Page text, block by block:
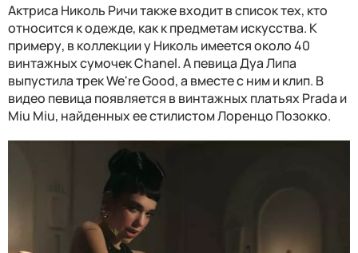
Актриса Николь Ричи также входит в список тех, кто
относится к одежде, как к предметам искусства. К
примеру, в коллекции у Николь имеется около 40
винтажных сумочек Chanel. А певица Дуа Липа
выпустила трек We're Good, а вместе с ним и клип. В
видео певица появляется в винтажных платьях Prada и
Miu Miu, найденных ее стилистом Лоренцо Позокко.